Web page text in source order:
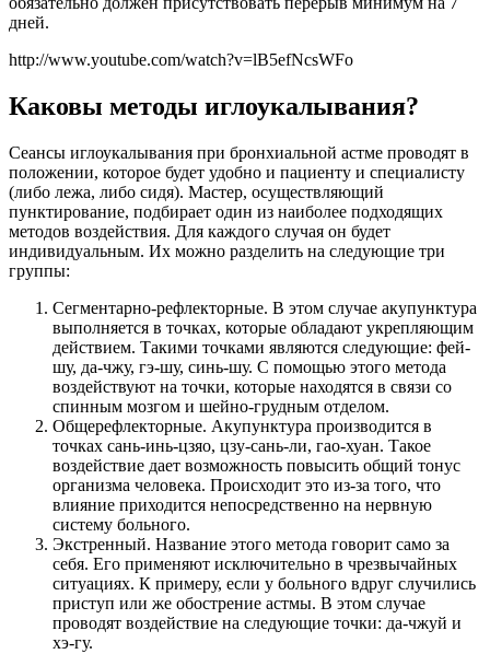
дней.
http://www.youtube.com/watch?v=lB5efNcsWFo
Каковы методы иглоукалывания?
Сеансы иглоукалывания при бронхиальной астме проводят в
положении, которое будет удобно и пациенту и специалисту
(либо лежа, либо сидя). Мастер, осуществляющий
пунктирование, подбирает один из наиболее подходящих
методов воздействия. Для каждого случая он будет
индивидуальным. Их можно разделить на следующие три
группы:
Сегментарно-рефлекторные. В этом случае акупунктура
выполняется в точках, которые обладают укрепляющим
действием. Такими точками являются следующие: фей-
шу, да-чжу, гэ-шу, синь-шу. С помощью этого метода
воздействуют на точки, которые находятся в связи со
спинным мозгом и шейно-грудным отделом.
Общерефлекторные. Акупунктура производится в
точках сань-инь-цзяо, цзу-сань-ли, гао-хуан. Такое
воздействие дает возможность повысить общий тонус
организма человека. Происходит это из-за того, что
влияние приходится непосредственно на нервную
систему больного.
Экстренный. Название этого метода говорит само за
себя. Его применяют исключительно в чрезвычайных
ситуациях. К примеру, если у больного вдруг случились
приступ или же обострение астмы. В этом случае
проводят воздействие на следующие точки: да-чжуй и
хэ-гу.